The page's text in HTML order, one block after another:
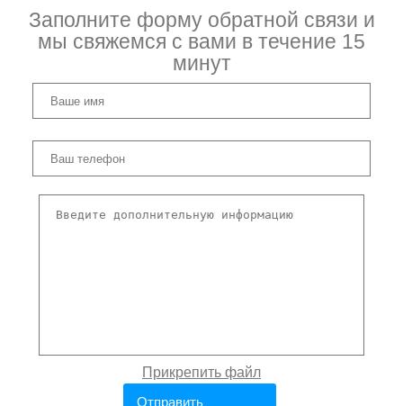
Заполните форму обратной связи и
мы свяжемся с вами в течение 15
минут